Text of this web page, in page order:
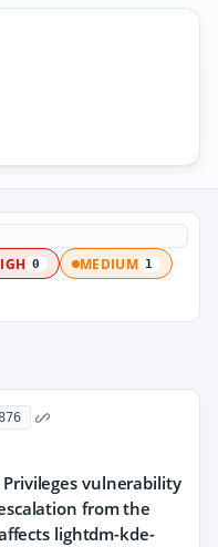
0 MEDIUM 1
vulnerability
from the
lightdm-kde-